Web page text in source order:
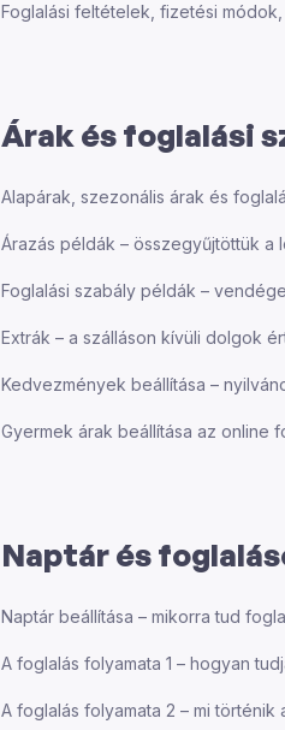
Foglalási feltételek, fizetési
Árak és foglalási
Alapárak, szezonális árak és
Árazás példák – összegyűjtöttük a
Foglalási szabály példák –
Extrák – a szálláson kívüli dolgok
Kedvezmények beállítása –
Gyermek árak beállítása az online
Naptár és
Naptár beállítása – mikorra tud
A foglalás folyamata 1 – hogyan
A foglalás folyamata 2 – mi történik